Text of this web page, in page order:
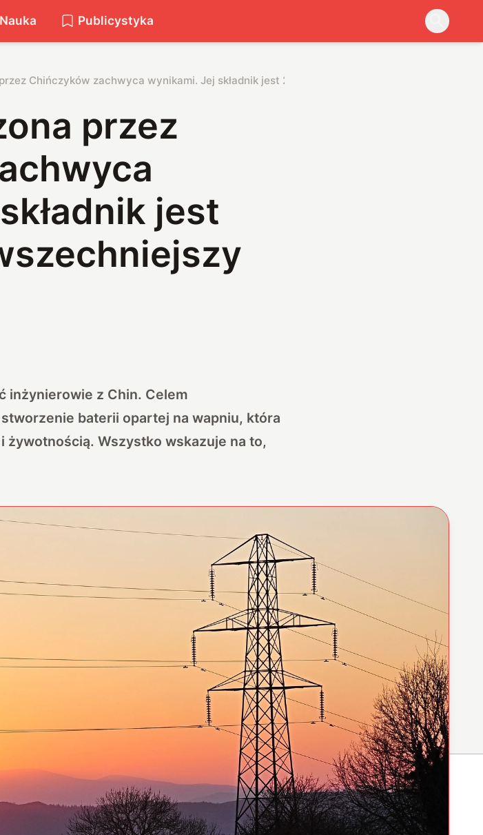
Nauka Publicystyka
Chińczyków zachwyca wynikami. Jej składnik jest 2500 razy powszechniejszy od litu
przez
jest
inżynierowie z Chin. Celem
baterii opartej na wapniu, która
żywotnością. Wszystko wskazuje na to,